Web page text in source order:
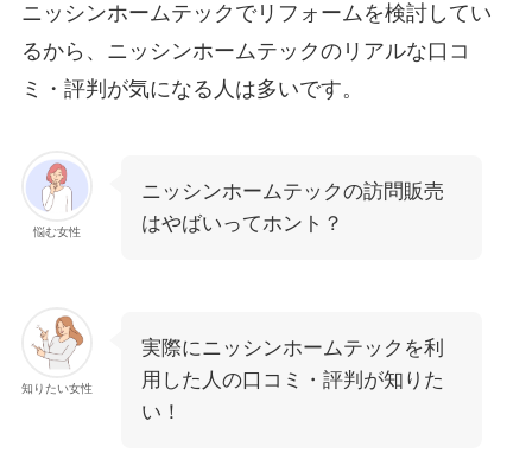
ニッシンホームテックでリフォームを検討してい
るから、ニッシンホームテックのリアルな口コ
ミ・評判が気になる人は多いです。
悩む女性
ニッシンホームテックの訪問販売
はやばいってホント？
知りたい女性
実際にニッシンホームテックを利
用した人の口コミ・評判が知りた
い！